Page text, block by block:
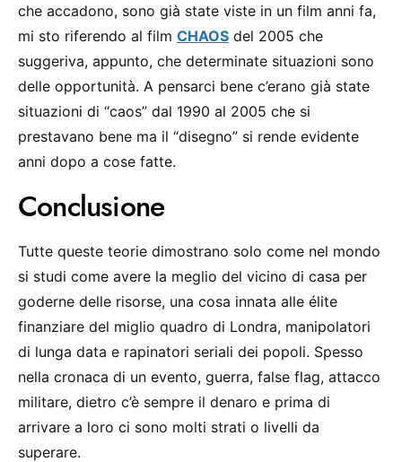
che accadono, sono già state viste in un film anni fa,
mi sto riferendo al film CHAOS del 2005 che
suggeriva, appunto, che determinate situazioni sono
delle opportunità. A pensarci bene c’erano già state
situazioni di “caos” dal 1990 al 2005 che si
prestavano bene ma il “disegno” si rende evidente
anni dopo a cose fatte.
Conclusione
Tutte queste teorie dimostrano solo come nel mondo
si studi come avere la meglio del vicino di casa per
goderne delle risorse, una cosa innata alle élite
finanziare del miglio quadro di Londra, manipolatori
di lunga data e rapinatori seriali dei popoli. Spesso
nella cronaca di un evento, guerra, false flag, attacco
militare, dietro c’è sempre il denaro e prima di
arrivare a loro ci sono molti strati o livelli da
superare.